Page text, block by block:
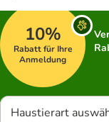
10%
Rabatt für Ihre
Anmeldung
Haustierart